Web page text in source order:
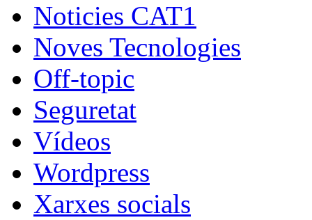
Noticies CAT1
Noves Tecnologies
Off-topic
Seguretat
Vídeos
Wordpress
Xarxes socials